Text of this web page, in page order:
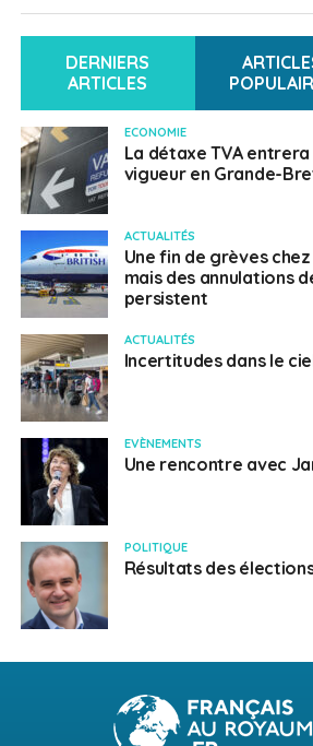
DERNIERS
ARTICLES
ECONOMIE
La détaxe TVA
vigueur en Grande-
ACTUALITÉS
Une fin de grèves
mais des annulations
persistent
ACTUALITÉS
Incertitudes dans le
EVÈNEMENTS
Une rencontre avec
POLITIQUE
Résultats des